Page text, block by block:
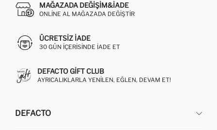
MAĞAZADA DEĞIŞIM&İADE
ONLINE AL MAĞAZADA DEĞIŞTIR
ÜCRETSIZ IADE
30 GÜN IÇERISINDE IADE ET
DEFACTO GIFT CLUB
AYRICALIKLARLA YENILEN, EĞLEN, DEVAM ET!
DEFACTO